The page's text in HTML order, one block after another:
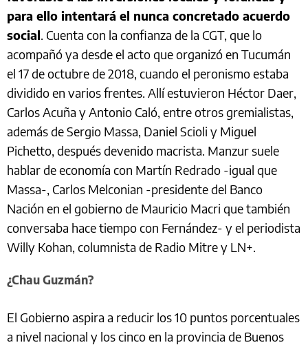
para ello intentará el nunca concretado acuerdo
social. Cuenta con la confianza de la CGT, que lo
acompañó ya desde el acto que organizó en Tucumán
el 17 de octubre de 2018, cuando el peronismo estaba
dividido en varios frentes. Allí estuvieron Héctor Daer,
Carlos Acuña y Antonio Caló, entre otros gremialistas,
además de Sergio Massa, Daniel Scioli y Miguel
Pichetto, después devenido macrista. Manzur suele
hablar de economía con Martín Redrado -igual que
Massa-, Carlos Melconian -presidente del Banco
Nación en el gobierno de Mauricio Macri que también
conversaba hace tiempo con Fernández- y el periodista
Willy Kohan, columnista de Radio Mitre y LN+.
¿Chau Guzmán?
El Gobierno aspira a reducir los 10 puntos porcentuales
a nivel nacional y los cinco en la provincia de Buenos